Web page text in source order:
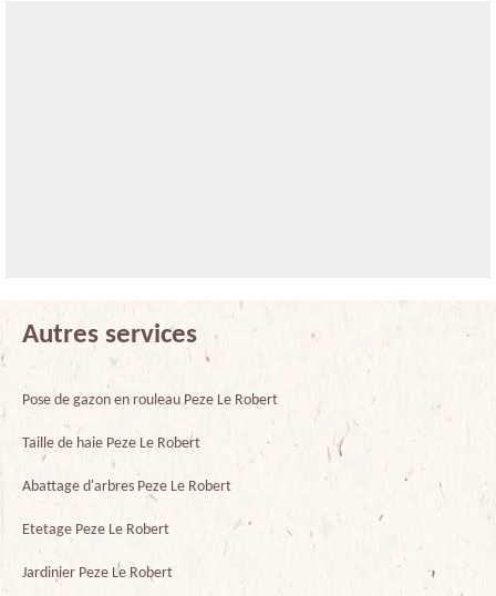
Autres services
Pose de gazon en rouleau Peze Le Robert
Taille de haie Peze Le Robert
Abattage d'arbres Peze Le Robert
Etetage Peze Le Robert
Jardinier Peze Le Robert